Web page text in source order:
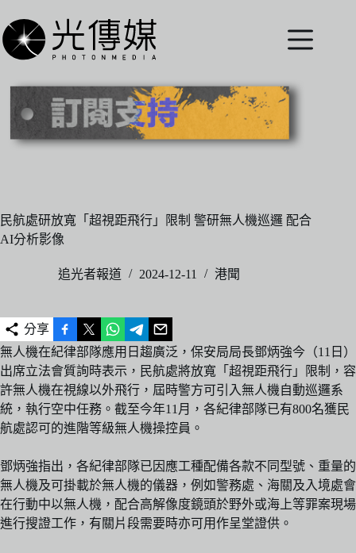
至
主
內
民航處研放寬「超視距飛行」限制 警研無人機巡邏 配合
AI分析影像
追光者報道 2024-12-11 港聞
分享
無人機在紀律部隊應用日趨廣泛，保安局局長鄧炳強今（11日）
出席立法會質詢時表示，民航處將放寬「超視距飛行」限制，容
許無人機在視線以外飛行，屆時警方可引入無人機自動巡邏系
統，執行空中任務。截至今年11月，各紀律部隊已有800名獲民
航處認可的進階等級無人機操控員。
鄧炳強指出，各紀律部隊已因應工種配備各款不同型號、重量的
無人機及可掛載於無人機的儀器，例如警務處、海關及入境處會
在行動中以無人機，配合高解像度鏡頭於野外或海上等罪案現場
進行搜證工作，有關片段需要時亦可用作呈堂證供。